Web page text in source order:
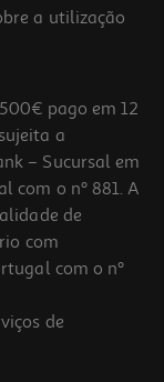
a utilização
pago em 12
a
– Sucursal em
com o nº 881. A
de
com
com o nº
de